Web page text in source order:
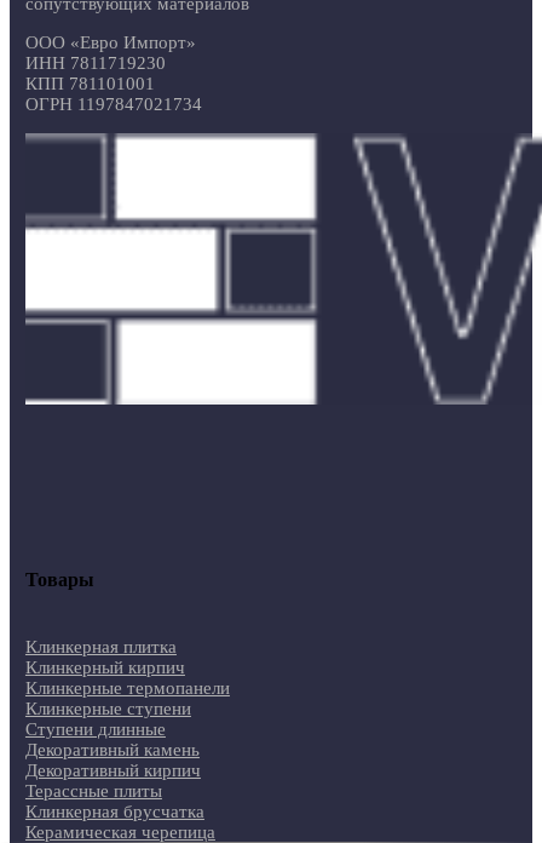
ООО «Евро Импорт»
ИНН 7811719230
КПП 781101001
ОГРН 1197847021734
Товары
Клинкерная плитка
Клинкерный кирпич
Клинкерные термопанели
Клинкерные ступени
Ступени длинные
Декоративный камень
Декоративный кирпич
Терассные плиты
Клинкерная брусчатка
Керамическая черепица